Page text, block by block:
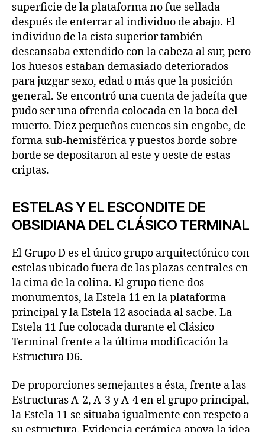
superficie de la plataforma no fue sellada
después de enterrar al individuo de abajo. El
individuo de la cista superior también
descansaba extendido con la cabeza al sur, pero
los huesos estaban demasiado deteriorados
para juzgar sexo, edad o más que la posición
general. Se encontró una cuenta de jadeíta que
pudo ser una ofrenda colocada en la boca del
muerto. Diez pequeños cuencos sin engobe, de
forma sub-hemisférica y puestos borde sobre
borde se depositaron al este y oeste de estas
criptas.
ESTELAS Y EL ESCONDITE DE
OBSIDIANA DEL CLÁSICO TERMINAL
El Grupo D es el único grupo arquitectónico con
estelas ubicado fuera de las plazas centrales en
la cima de la colina. El grupo tiene dos
monumentos, la Estela 11 en la plataforma
principal y la Estela 12 asociada al sacbe. La
Estela 11 fue colocada durante el Clásico
Terminal frente a la última modificación la
Estructura D6.
De proporciones semejantes a ésta, frente a las
Estructuras A-2, A-3 y A-4 en el grupo principal,
la Estela 11 se situaba igualmente con respeto a